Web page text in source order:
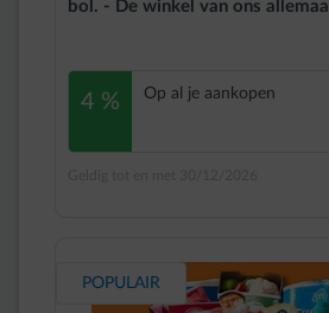
bol. - De winkel van ons allemaal
4 % Op al je aankopen
POPULAIR